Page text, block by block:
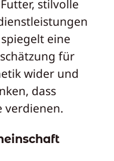
stilvolle
eine
für
wider und
dass
verdienen.